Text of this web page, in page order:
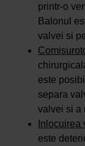
printr-o
Balonul
valvei si
este
separa
valvei si a
Inlocuirea
este